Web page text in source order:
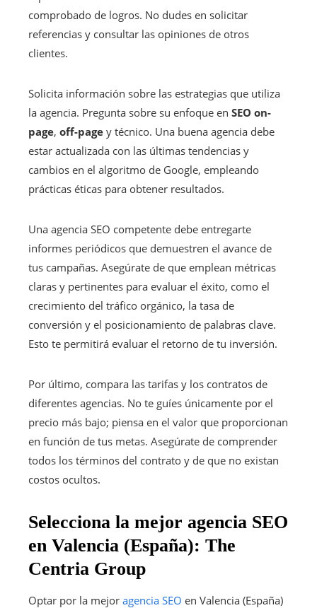
comprobado de logros. No dudes en solicitar
referencias y consultar las opiniones de otros
clientes.
Solicita información sobre las estrategias que utiliza
la agencia. Pregunta sobre su enfoque en SEO on-
page, off-page y técnico. Una buena agencia debe
estar actualizada con las últimas tendencias y
cambios en el algoritmo de Google, empleando
prácticas éticas para obtener resultados.
Una agencia SEO competente debe entregarte
informes periódicos que demuestren el avance de
tus campañas. Asegúrate de que emplean métricas
claras y pertinentes para evaluar el éxito, como el
crecimiento del tráfico orgánico, la tasa de
conversión y el posicionamiento de palabras clave.
Esto te permitirá evaluar el retorno de tu inversión.
Por último, compara las tarifas y los contratos de
diferentes agencias. No te guíes únicamente por el
precio más bajo; piensa en el valor que proporcionan
en función de tus metas. Asegúrate de comprender
todos los términos del contrato y de que no existan
costos ocultos.
Selecciona la mejor agencia SEO
en Valencia (España): The
Centria Group
Optar por la mejor agencia SEO en Valencia (España)